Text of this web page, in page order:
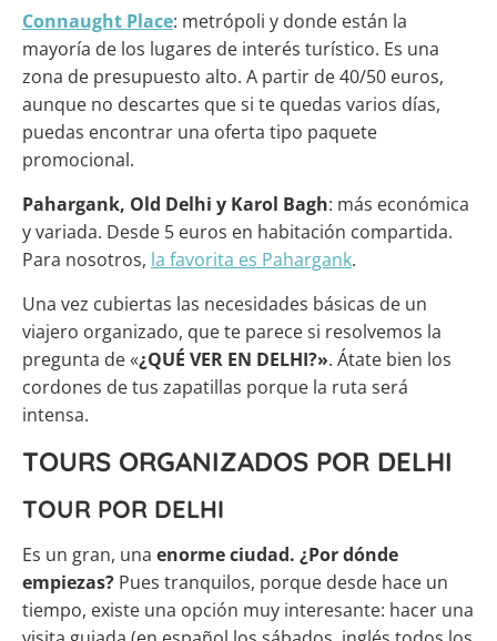
Connaught Place: metrópoli y donde están la
mayoría de los lugares de interés turístico. Es una
zona de presupuesto alto. A partir de 40/50 euros,
aunque no descartes que si te quedas varios días,
puedas encontrar una oferta tipo paquete
promocional.
Pahargank, Old Delhi y Karol Bagh: más económica
y variada. Desde 5 euros en habitación compartida.
Para nosotros, la favorita es Pahargank.
Una vez cubiertas las necesidades básicas de un
viajero organizado, que te parece si resolvemos la
pregunta de «¿QUÉ VER EN DELHI?». Átate bien los
cordones de tus zapatillas porque la ruta será
intensa.
TOURS ORGANIZADOS POR DELHI
TOUR POR DELHI
Es un gran, una enorme ciudad. ¿Por dónde
empiezas? Pues tranquilos, porque desde hace un
tiempo, existe una opción muy interesante: hacer una